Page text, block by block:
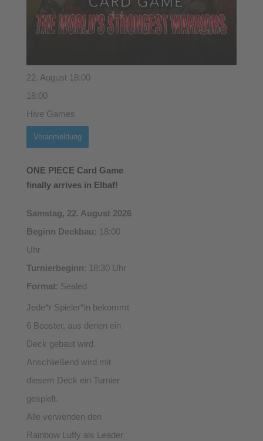
ONE PIECE Card Game
finally arrives in Elbaf!
Samstag, 22. August 2026
Beginn Deckbau: 18:00
Uhr
Turnierbeginn: 18:30 Uhr
Format: Sealed
Jede*r Spieler*in bekommt
6 Booster, aus denen ein
Deck gebaut wird.
Anschließend wird mit
diesem Deck ein Turnier
gespielt.
Alle verwenden den
Rainbow Luffy als Leader
22. August 18:00
18:00
Hive Games
Voranmeldung